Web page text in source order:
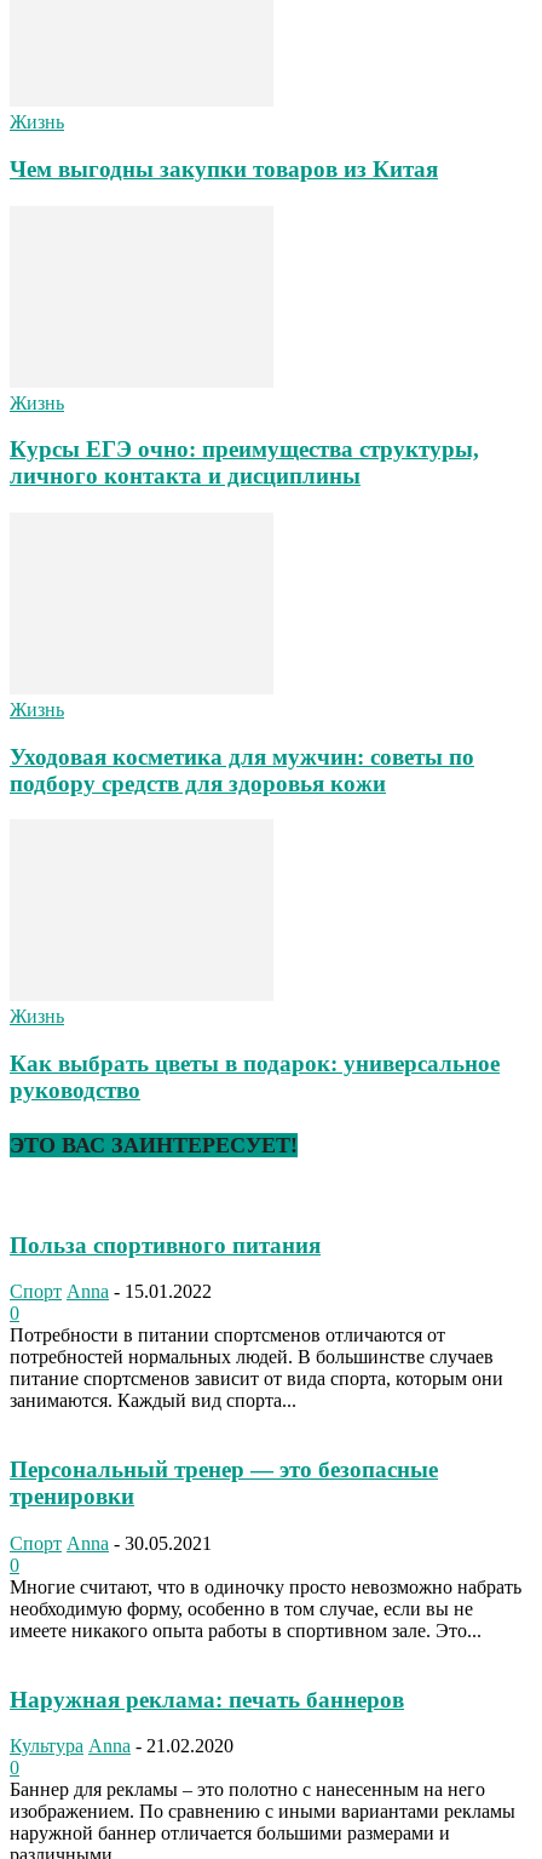
Жизнь
Чем выгодны закупки товаров из Китая
Жизнь
Курсы ЕГЭ очно: преимущества структуры,
личного контакта и дисциплины
Жизнь
Уходовая косметика для мужчин: советы по
подбору средств для здоровья кожи
Жизнь
Как выбрать цветы в подарок: универсальное
руководство
ЭТО ВАС ЗАИНТЕРЕСУЕТ!
Польза спортивного питания
Спорт Anna - 15.01.2022
0
Потребности в питании спортсменов отличаются от
потребностей нормальных людей. В большинстве случаев
питание спортсменов зависит от вида спорта, которым они
занимаются. Каждый вид спорта...
Персональный тренер — это безопасные
тренировки
Спорт Anna - 30.05.2021
0
Многие считают, что в одиночку просто невозможно набрать
необходимую форму, особенно в том случае, если вы не
имеете никакого опыта работы в спортивном зале. Это...
Наружная реклама: печать баннеров
Культура Anna - 21.02.2020
0
Баннер для рекламы – это полотно с нанесенным на него
изображением. По сравнению с иными вариантами рекламы
наружной баннер отличается большими размерами и